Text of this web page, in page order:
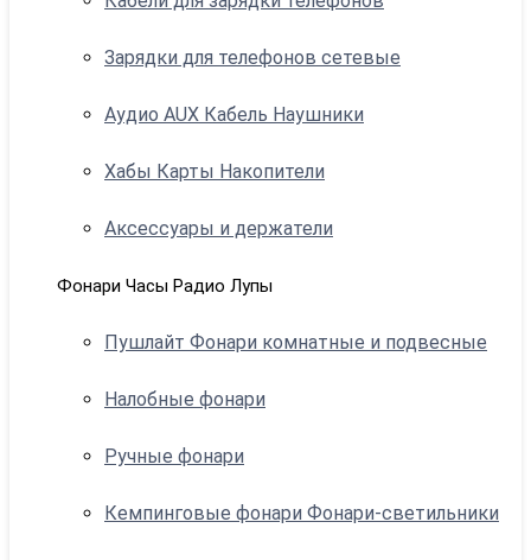
Зарядки для телефонов сетевые
Аудио AUX Кабель Наушники
Хабы Карты Накопители
Аксессуары и держатели
Фонари Часы Радио Лупы
Пушлайт Фонари комнатные и подвесные
Налобные фонари
Ручные фонари
Кемпинговые фонари Фонари-светильники